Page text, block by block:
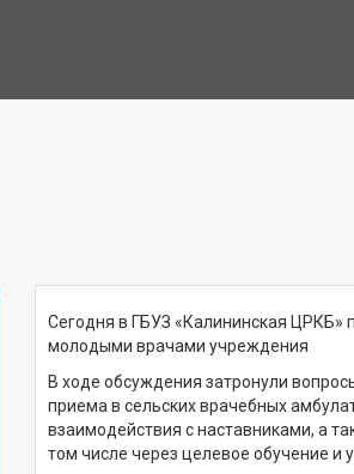
Сегодня в ГБУЗ «Калининская ЦРКБ»
молодыми врачами учреждения
В ходе обсуждения затронули
приема в сельских врачебных
взаимодействия с наставниками, а
том числе через целевое обучение и